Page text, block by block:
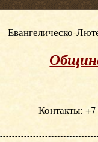
Евангелическо-
Контакты: +7